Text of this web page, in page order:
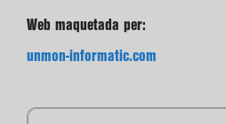
Web maquetada per:
unmon-informatic.com